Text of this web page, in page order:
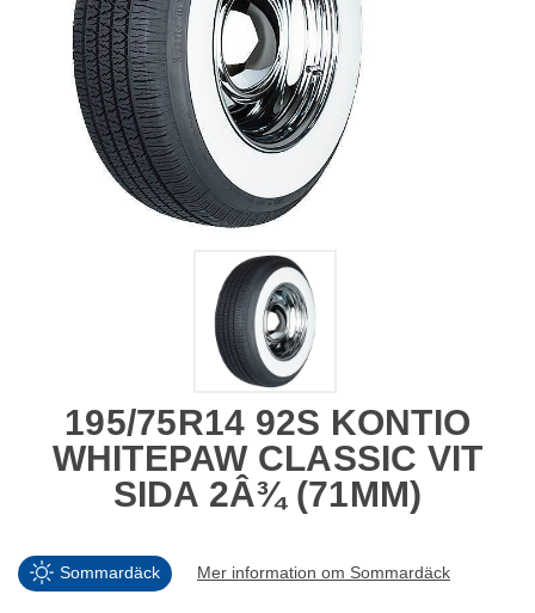
195/75R14 92S KONTIO
WHITEPAW CLASSIC VIT
SIDA 2Â¾ (71MM)
Sommardäck Mer information om Sommardäck